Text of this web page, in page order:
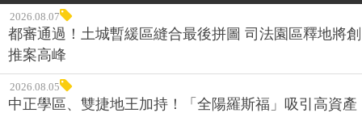
2026.08.07
都審通過！土城暫緩區縫合最後拼圖 司法園區釋地將創
推案高峰
2026.08.05
中正學區、雙捷地王加持！「全陽羅斯福」吸引高資產